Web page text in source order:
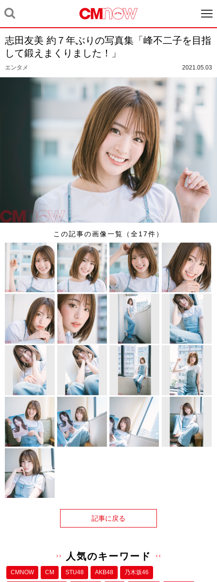
志田友美 約７年ぶりの写真集「峰不二子を目指
して鍛えまくりました！」
エンタメ 2021.05.03
この記事の画像一覧（全17件）
記事に戻る
人気のキーワード
CMNOW CM STU48 AKB48 乃木坂46